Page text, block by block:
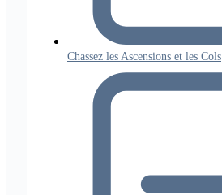
Chassez les Ascensions et les Cols